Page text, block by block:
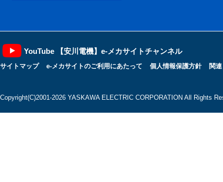
YouTube 【安川電機】e-メカサイトチャンネル
サイトマップ e-メカサイトのご利用にあたって 個人情報保護方針 関
Copyright(C)2001‐2026 YASKAWA ELECTRIC CORPORATION All Rights